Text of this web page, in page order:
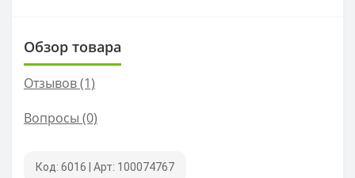
Обзор товара
Отзывов (1)
Вопросы (0)
Код: 6016 Арт: 100074767